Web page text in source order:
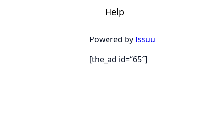
Powered byIssuu
[the_ad id=“65″]